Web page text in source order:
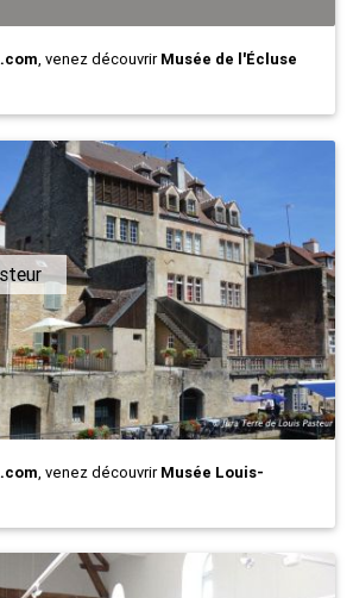
, venez découvrirMusée de l'Écluse
, venez découvrirMusée Louis-